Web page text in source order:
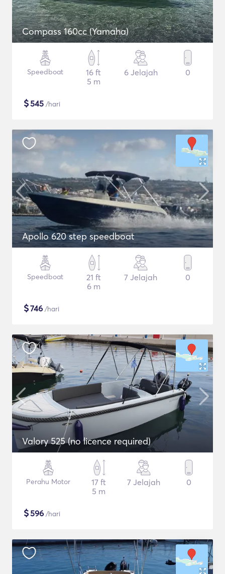
Compass 160cc (Yamaha)
Speedboat
16 ft
5 m
6 Jelajah 0
$545 /hari
Apollo 620 step speedboat
Speedboat
21 ft
6 m
7 Jelajah 0
$746 /hari
Valory 525 (no licence required)
Perahu Motor
17 ft
5 m
7 Jelajah 0
$596 /hari